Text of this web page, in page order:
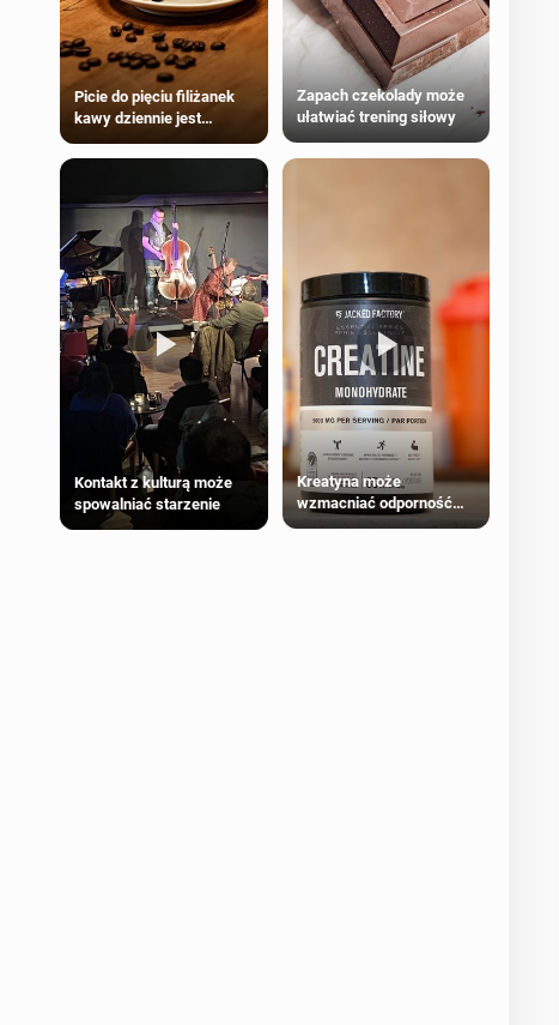
Picie do pięciu filiżanek
kawy dziennie jest
większości dorosłych
Zapach czekolady może
ułatwiać trening siłowy
Kontakt z kulturą może
spowalniać starzenie
Kreatyna może
wzmacniać odporność
przeciw nowotworom